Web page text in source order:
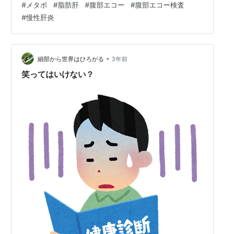
いのですが、ALT（GPT）は基準値8〜49 IU/Lに対して
204 とまさに桁違い（笑） ALT（GPT）が高いと慢性肝
炎や脂肪肝（肥満）の可能性 ALT（GPT）が高いと慢性
肝炎や脂肪肝（肥満）が疑われるそうで、本当にそうだ
ったら食生活とか運動とか変える必要があ…
# メタボ #脂肪肝 #腹部エコー #腹部エコー検査
#慢性肝炎
細部から世界はひろがる • 3年前
笑ってはいけない？